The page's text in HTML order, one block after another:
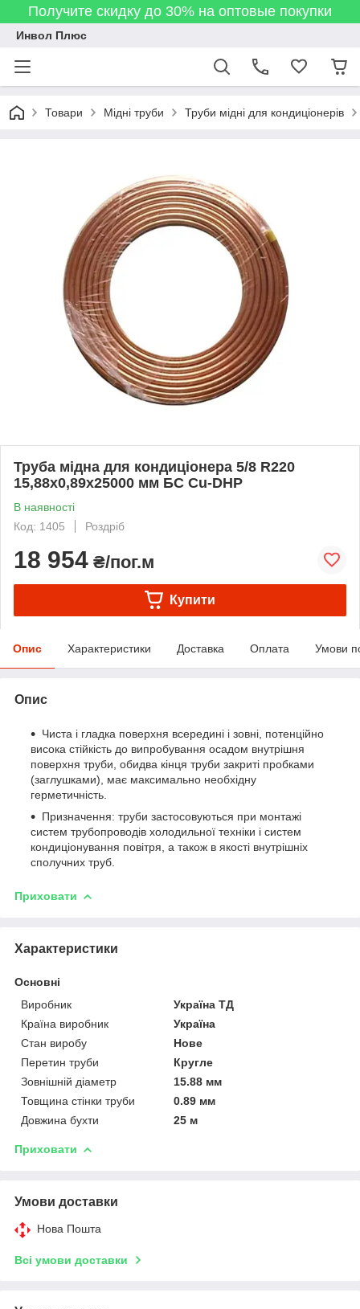
Получите скидку до 30% на оптовые покупки
Инвол Плюс
Товари Мідні труби Труби мідні для кондиціонерів
Труба мідна для кондиціонера 5/8 R220
15,88x0,89х25000 мм БС Cu-DHP
В наявності
Код: 1405
Роздріб
18 954 ₴/пог.м
Купити
Опис Характеристики Доставка Оплата Умови
Опис
Чиста і гладка поверхня всередині і зовні, потенційно
висока стійкість до випробування осадом внутрішня
поверхня труби, обидва кінця труби закриті пробками
(заглушками), має максимально необхідну
герметичність.
Призначення: труби застосовуються при монтажі
систем трубопроводів холодильної техніки і систем
кондиціонування повітря, а також в якості внутрішніх
сполучних труб.
Приховати
Характеристики
Основні
Виробник
Україна ТД
Країна виробник
Україна
Стан виробу
Нове
Перетин труби
Кругле
Зовнішній діаметр
15.88 мм
Товщина стінки труби
0.89 мм
Довжина бухти
25 м
Приховати
Умови доставки
Нова Пошта
Всі умови доставки